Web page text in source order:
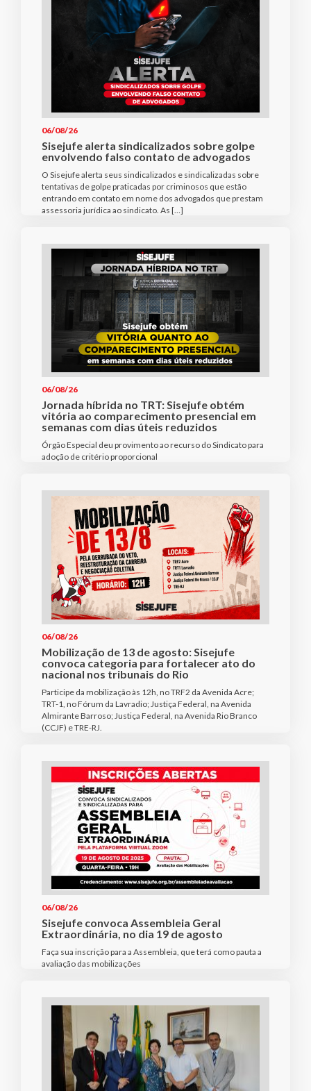
06/08/26
Sisejufe alerta sindicalizados sobre golpe
envolvendo falso contato de advogados
O Sisejufe alerta seus sindicalizados e sindicalizadas sobre
tentativas de golpe praticadas por criminosos que estão
entrando em contato em nome dos advogados que prestam
assessoria jurídica ao sindicato. As […]
06/08/26
Jornada híbrida no TRT: Sisejufe obtém
vitória ao comparecimento presencial em
semanas com dias úteis reduzidos
Órgão Especial deu provimento ao recurso do Sindicato para
adoção de critério proporcional
06/08/26
Mobilização de 13 de agosto: Sisejufe
convoca categoria para fortalecer ato do
nacional nos tribunais do Rio
Participe da mobilização às 12h, no TRF2 da Avenida Acre;
TRT-1, no Fórum da Lavradio; Justiça Federal, na Avenida
Almirante Barroso; Justiça Federal, na Avenida Rio Branco
(CCJF) e TRE-RJ.
06/08/26
Sisejufe convoca Assembleia Geral
Extraordinária, no dia 19 de agosto
Faça sua inscrição para a Assembleia, que terá como pauta a
avaliação das mobilizações